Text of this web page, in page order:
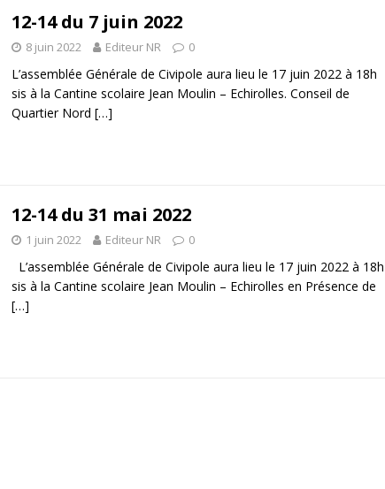
12-14 du 7 juin 2022
8 juin 2022 Editeur NR 0
L’assemblée Générale de Civipole aura lieu le 17 juin 2022 à 18h
sis à la Cantine scolaire Jean Moulin – Echirolles. Conseil de
Quartier Nord […]
12-14 du 31 mai 2022
1 juin 2022 Editeur NR 0
L’assemblée Générale de Civipole aura lieu le 17 juin 2022 à 18h
sis à la Cantine scolaire Jean Moulin – Echirolles en Présence de
[…]